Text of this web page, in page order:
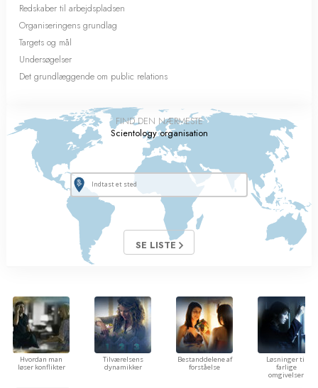
Redskaber til arbejdspladsen
Organiseringens grundlag
Targets og mål
Undersøgelser
Det grundlæggende om public relations
FIND DEN NÆRMESTE
Scientology organisation
SE LISTE
Hvordan man
løser konflikter
Tilværelsens
dynamikker
Bestanddelene af
forståelse
Løsninger til
farlige
omgivelser